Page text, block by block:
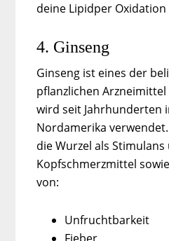
deine Lipidper
4. Ginseng
Ginseng ist eines der
pflanzlichen
wird seit Jahrhunderten
Nordamerika
die Wurzel als Stimulans
Kopfschmerzmittel
von:
Unfruchtbarkeit